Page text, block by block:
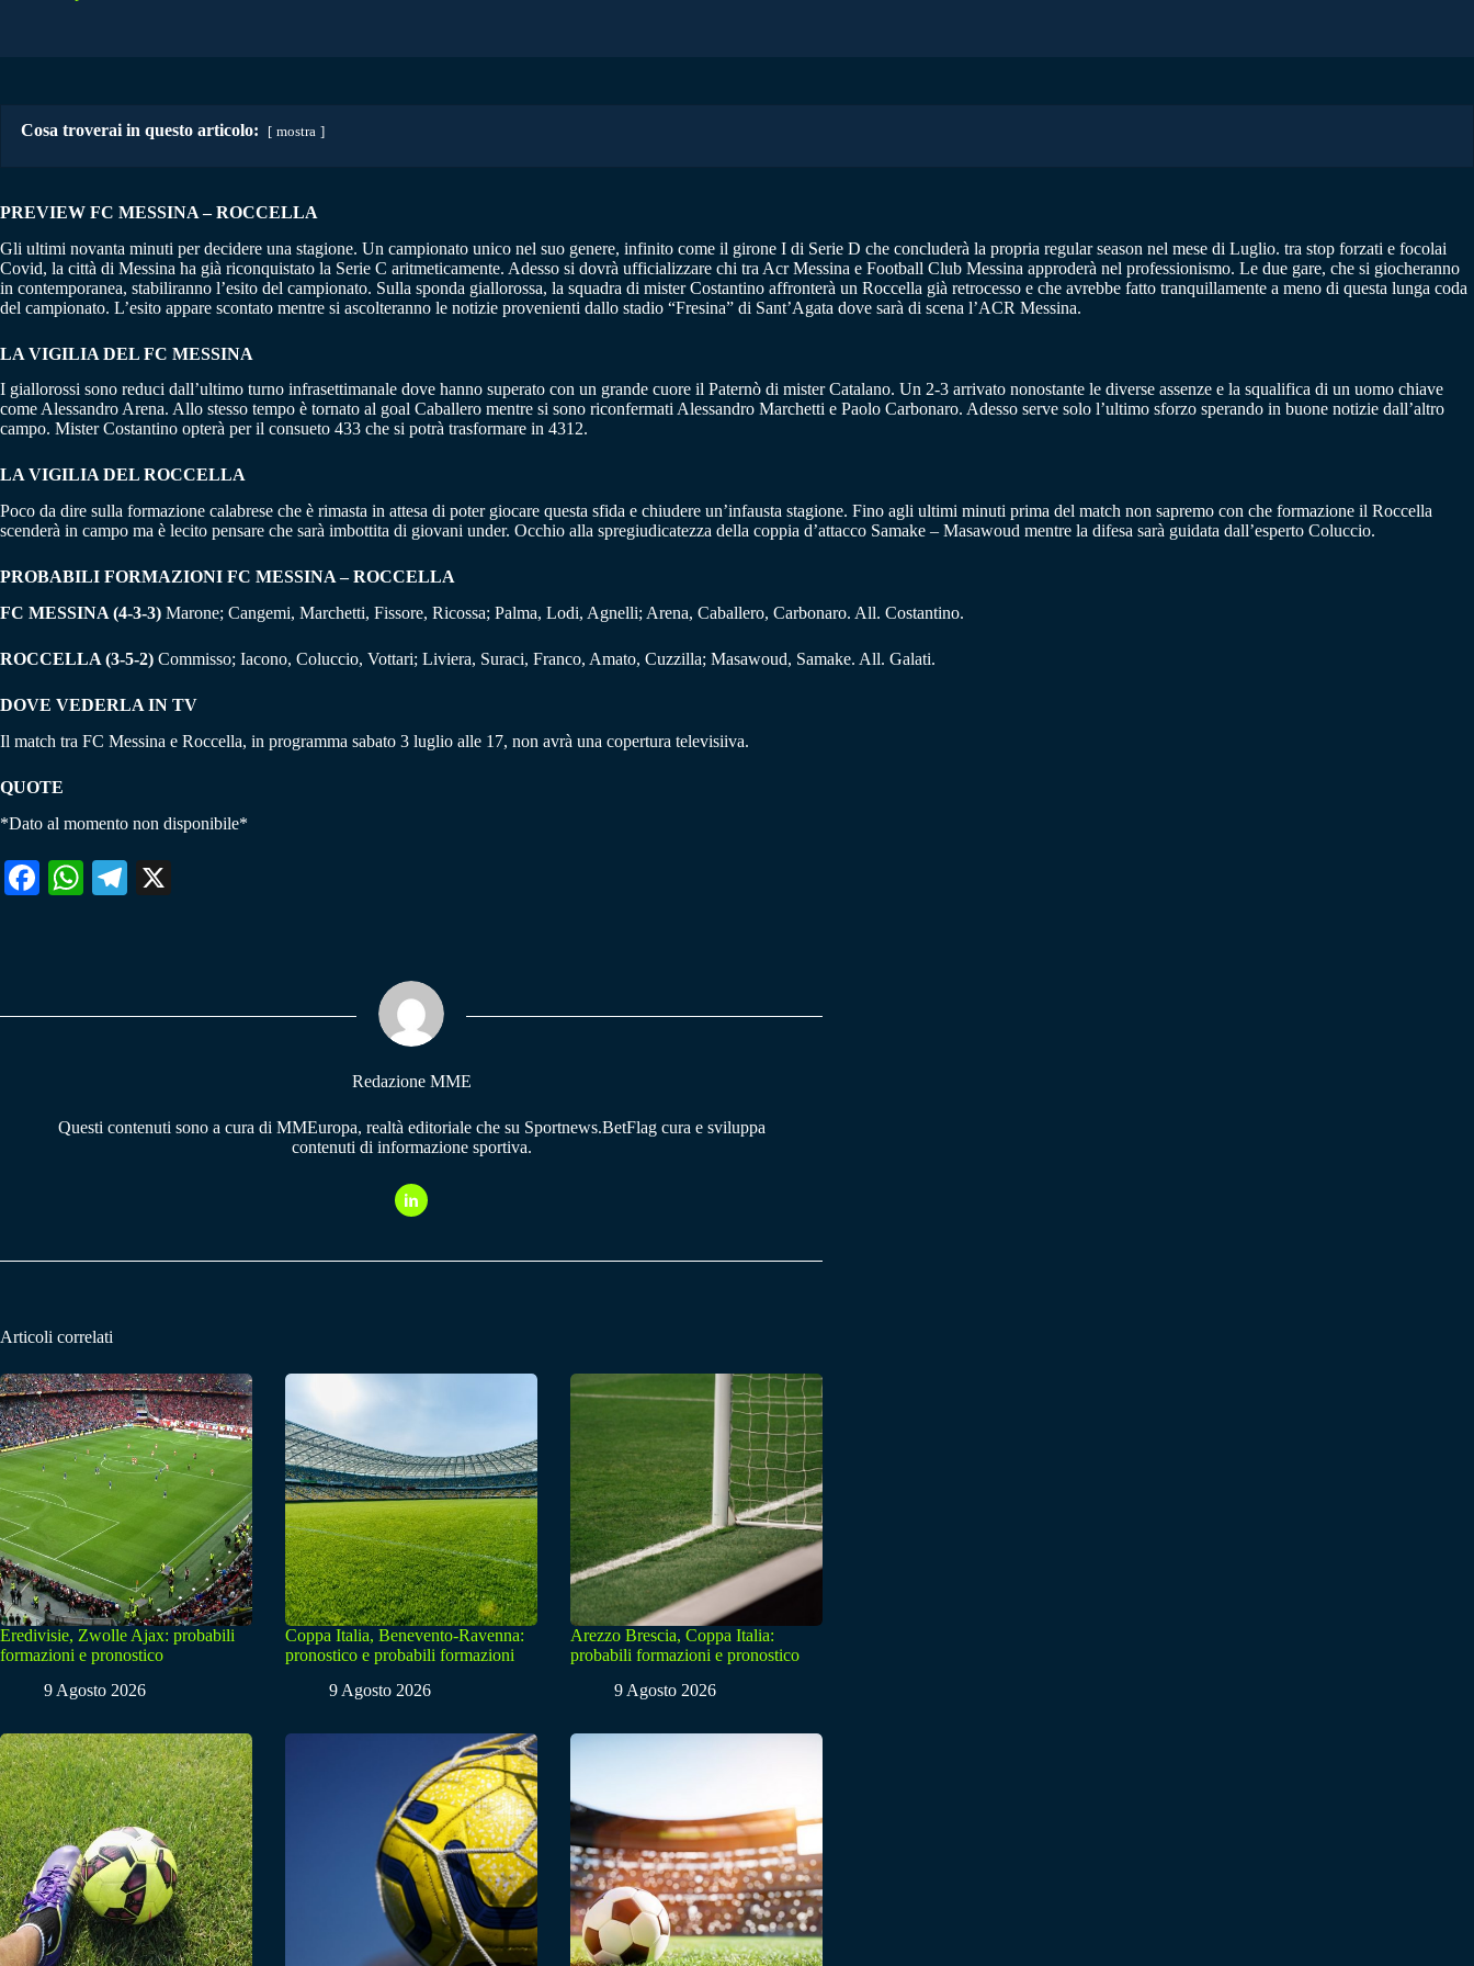
Cosa troverai in questo articolo: mostra
PREVIEW FC MESSINA – ROCCELLA
Gli ultimi novanta minuti per decidere una stagione. Un campionato unico nel suo genere, infinito come il girone I di Serie D che concluderà la propria regular season nel mese di Luglio. tra stop forzati e focolai
Covid, la città di Messina ha già riconquistato la Serie C aritmeticamente. Adesso si dovrà ufficializzare chi tra Acr Messina e Football Club Messina approderà nel professionismo. Le due gare, che si giocheranno
in contemporanea, stabiliranno l’esito del campionato. Sulla sponda giallorossa, la squadra di mister Costantino affronterà un Roccella già retrocesso e che avrebbe fatto tranquillamente a meno di questa lunga coda
del campionato. L’esito appare scontato mentre si ascolteranno le notizie provenienti dallo stadio “Fresina” di Sant’Agata dove sarà di scena l’ACR Messina.
LA VIGILIA DEL FC MESSINA
I giallorossi sono reduci dall’ultimo turno infrasettimanale dove hanno superato con un grande cuore il Paternò di mister Catalano. Un 2-3 arrivato nonostante le diverse assenze e la squalifica di un uomo chiave
come Alessandro Arena. Allo stesso tempo è tornato al goal Caballero mentre si sono riconfermati Alessandro Marchetti e Paolo Carbonaro. Adesso serve solo l’ultimo sforzo sperando in buone notizie dall’altro
campo. Mister Costantino opterà per il consueto 433 che si potrà trasformare in 4312.
LA VIGILIA DEL ROCCELLA
Poco da dire sulla formazione calabrese che è rimasta in attesa di poter giocare questa sfida e chiudere un’infausta stagione. Fino agli ultimi minuti prima del match non sapremo con che formazione il Roccella
scenderà in campo ma è lecito pensare che sarà imbottita di giovani under. Occhio alla spregiudicatezza della coppia d’attacco Samake – Masawoud mentre la difesa sarà guidata dall’esperto Coluccio.
PROBABILI FORMAZIONI FC MESSINA – ROCCELLA
FC MESSINA (4-3-3) Marone; Cangemi, Marchetti, Fissore, Ricossa; Palma, Lodi, Agnelli; Arena, Caballero, Carbonaro. All. Costantino.
ROCCELLA (3-5-2) Commisso; Iacono, Coluccio, Vottari; Liviera, Suraci, Franco, Amato, Cuzzilla; Masawoud, Samake. All. Galati.
DOVE VEDERLA IN TV
Il match tra FC Messina e Roccella, in programma sabato 3 luglio alle 17, non avrà una copertura televisiiva.
QUOTE
*Dato al momento non disponibile*
Fa W
pp
Te
m
Redazione MME
Questi contenuti sono a cura di MMEuropa, realtà editoriale che su Sportnews.BetFlag cura e sviluppa
contenuti di informazione sportiva.
Articoli correlati
Eredivisie, Zwolle Ajax: probabili
formazioni e pronostico
9 Agosto 2026
Coppa Italia, Benevento-Ravenna:
pronostico e probabili formazioni
9 Agosto 2026
Arezzo Brescia, Coppa Italia:
probabili formazioni e pronostico
9 Agosto 2026